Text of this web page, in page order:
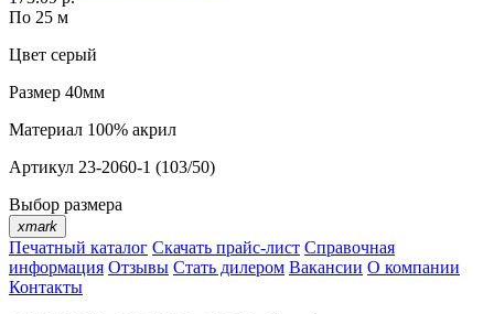
По 25 м
Цвет серый
Размер 40мм
Материал 100% акрил
Артикул 23-2060-1 (103/50)
Выбор размера
xmark
Печатный каталог Скачать прайс-лист Справочная
информация Отзывы Стать дилером Вакансии О компании
Контакты